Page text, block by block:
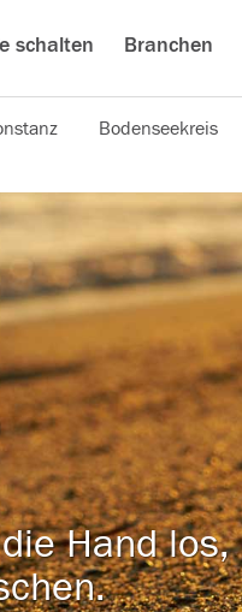
schalten Branchen
Bodenseekreis
Hand los,